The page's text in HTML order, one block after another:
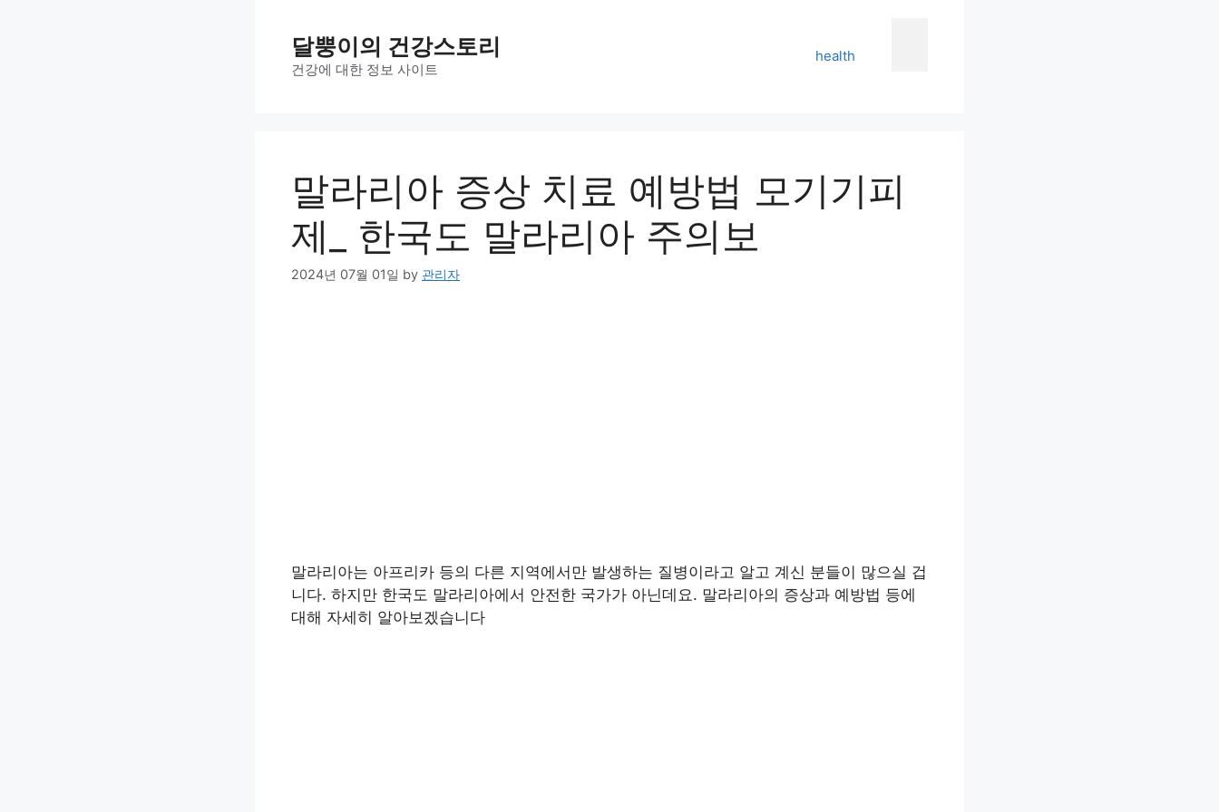
달뿡이의 건강스토리
건강에 대한 정보 사이트
health
말라리아 증상 치료 예방법 모기기피
제_ 한국도 말라리아 주의보
2024년 07월 01일 by 관리자
말라리아는 아프리카 등의 다른 지역에서만 발생하는 질병이라고 알고 계신 분들이 많으실 겁
니다. 하지만 한국도 말라리아에서 안전한 국가가 아닌데요. 말라리아의 증상과 예방법 등에
대해 자세히 알아보겠습니다